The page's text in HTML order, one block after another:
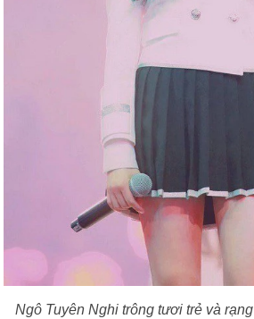
Ngô Tuyên Nghi trông tươi trẻ và